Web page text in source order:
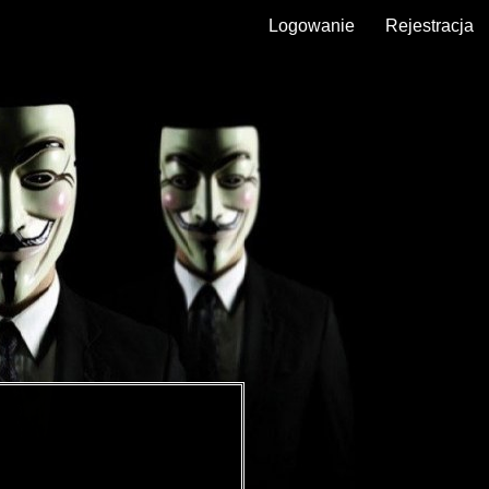
Rejestracja
Logowanie